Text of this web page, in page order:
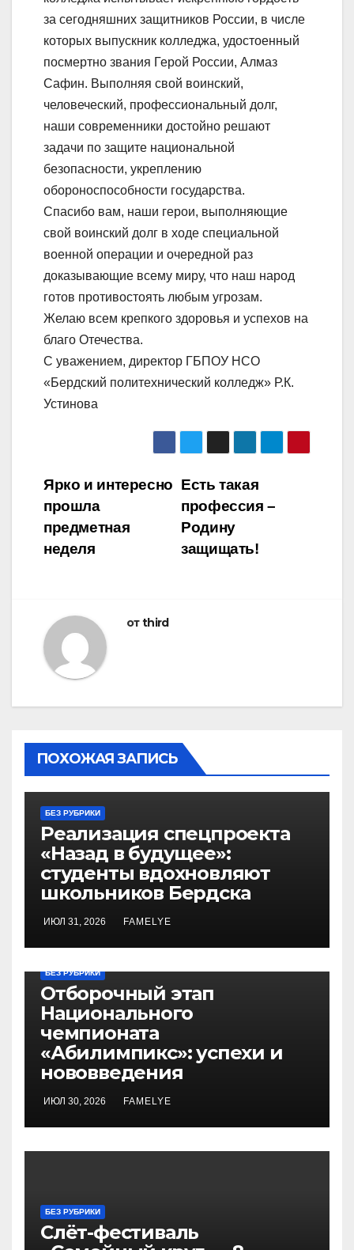
за сегодняшних защитников России, в числе
которых выпускник колледжа, удостоенный
посмертно звания Герой России, Алмаз
Сафин. Выполняя свой воинский,
человеческий, профессиональный долг,
наши современники достойно решают
задачи по защите национальной
безопасности, укреплению
обороноспособности государства.
Спасибо вам, наши герои, выполняющие
свой воинский долг в ходе специальной
военной операции и очередной раз
доказывающие всему миру, что наш народ
готов противостоять любым угрозам.
Желаю всем крепкого здоровья и успехов на
благо Отечества.
С уважением, директор ГБПОУ НСО
«Бердский политехнический колледж» Р.К.
Устинова
Навигация
по
записям
Есть такая
профессия –
Родину
защищать!
Ярко и интересно
прошла
предметная
неделя
отthird
ПОХОЖАЯ ЗАПИСЬ
БЕЗ РУБРИКИ
Реализация спецпроекта
«Назад в будущее»:
студенты вдохновляют
школьников Бердска
ИЮЛ 31, 2026 FAMELYE
БЕЗ РУБРИКИ
Отборочный этап
Национального
чемпионата
«Абилимпикс»: успехи и
нововведения
ИЮЛ 30, 2026 FAMELYE
БЕЗ РУБРИКИ
Слёт-фестиваль